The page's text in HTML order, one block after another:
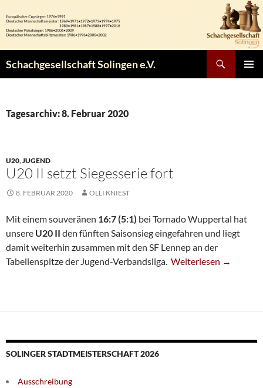
Inhalt
springen
Schachgesellschaft Solingen e.V.
Tagesarchiv: 8. Februar 2020
U20,JUGEND
U20 II setzt Siegesserie fort
8. FEBRUAR 2020 OLLI KNIEST
Mit einem souveränen 16:7 (5:1) bei Tornado Wuppertal hat
unsere U20 II den fünften Saisonsieg eingefahren und liegt
damit weiterhin zusammen mit den SF Lennep an der
Tabellenspitze der Jugend-Verbandsliga. U20 II Setzt
Weiterlesen →
SOLINGER STADTMEISTERSCHAFT 2026
Ausschreibung